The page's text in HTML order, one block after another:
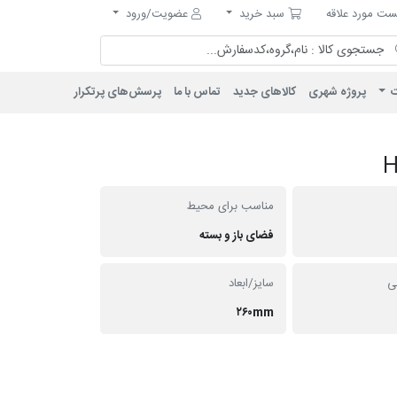
علاقه
مورد علاقه سبد خرید
سبد خرید
عضویت/ورود
پروژه شهری کالاهای جدید تماس با ما پرسش‌های پرتکرار
مناسب برای محیط
فضای باز و بسته
سایز/ابعاد
۲۶۰mm